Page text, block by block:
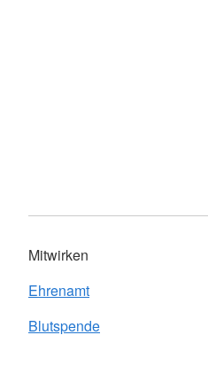
Mitwirken
Ehrenamt
Blutspende